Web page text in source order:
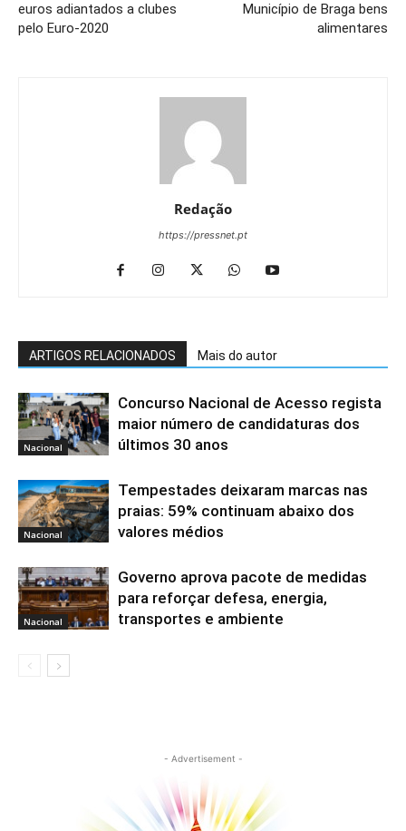
euros adiantados a clubes
pelo Euro-2020
Município de Braga bens
alimentares
Redação
https://pressnet.pt
ARTIGOS RELACIONADOS Mais do autor
Nacional
Concurso Nacional de Acesso regista
maior número de candidaturas dos
últimos 30 anos
Nacional
Tempestades deixaram marcas nas
praias: 59% continuam abaixo dos
valores médios
Nacional
Governo aprova pacote de medidas
para reforçar defesa, energia,
transportes e ambiente
- Advertisement -